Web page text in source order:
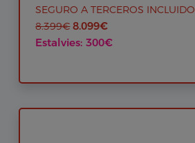
SEGURO A TERCEROS INCLUIDO
8.399€ 8.099€
Estalvies: 300€